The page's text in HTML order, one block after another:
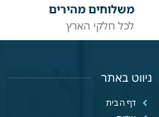
משלוחים מהירים
לכל חלקי הארץ
ניווט באתר
דף הבית